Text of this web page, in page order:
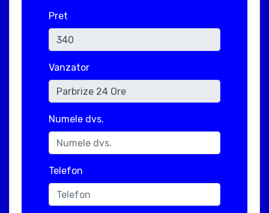
Pret
Vanzator
Numele dvs.
Telefon